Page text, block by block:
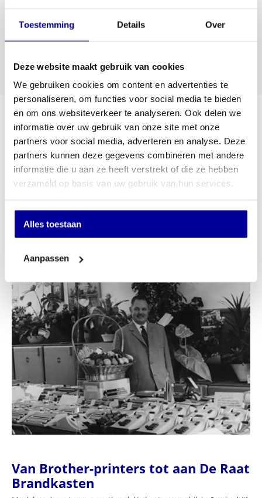
Toestemming Details Over
Deze website maakt gebruik van cookies
We gebruiken cookies om content en advertenties te
personaliseren, om functies voor social media te bieden
en om ons websiteverkeer te analyseren. Ook delen we
informatie over uw gebruik van onze site met onze
partners voor social media, adverteren en analyse. Deze
partners kunnen deze gegevens combineren met andere
informatie die u aan ze heeft verstrekt of die ze hebben
verzameld op basis van uw gebruik van hun services.
Alles toestaan
Aanpassen
onze groothandel in kantoormeubilair, evenals
kantoorstoelen
ondersteuning van de rug.
Wilt u kantoorklachten zoals RSI en
concentratieverlies voorkomen? Bekijk dan onze zit-
stabureaus. Arbodiensten zijn eenduidig in hun
advies en managers met praktijkervaring
onderschrijven de effectiviteit ervan.
Ook voor kleine accessoires zoals bureaulampen,
paraplubakken en kapstokken zit u goed bij ons.
Van Brother-printers tot aan De Raat
Brandkasten